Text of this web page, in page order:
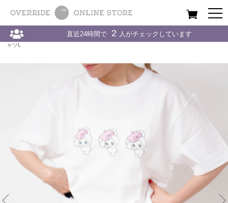
All Women Men
Home kaorinomori / カオリノモリ 〉 アパレル 〉
kaorinomori kaori×foxy Tシ
ャツL
直近24時間で 2 人がチェックしています